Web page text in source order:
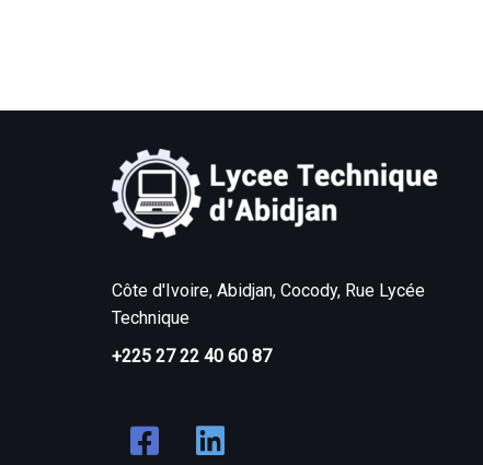
Côte d'Ivoire, Abidjan, Cocody, Rue Lycée
Technique
+225 27 22 40 60 87